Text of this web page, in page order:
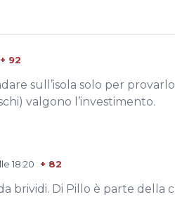
+ 92
sull’isola solo per
valgono l’investimento.
18:20 + 82
brividi. Di Pillo è parte